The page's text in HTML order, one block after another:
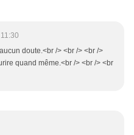
doute.<br /> <br /> <br />
quand même.<br /> <br /> <br